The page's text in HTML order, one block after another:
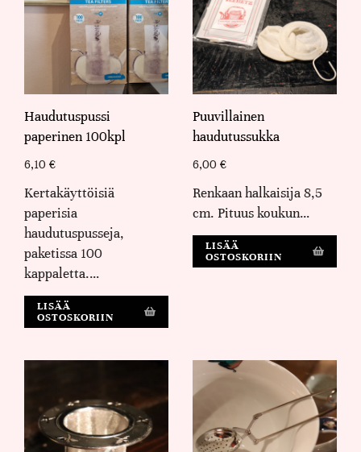
Haudutuspussi
paperinen 100kpl
6,10 €
Kertakäyttöisiä
paperisia
haudutuspusseja,
paketissa 100
kappaletta.…
LISÄÄ
OSTOSKORIIN
Puuvillainen
haudutussukka
6,00 €
Renkaan halkaisija 8,5
cm. Pituus koukun…
LISÄÄ
OSTOSKORIIN